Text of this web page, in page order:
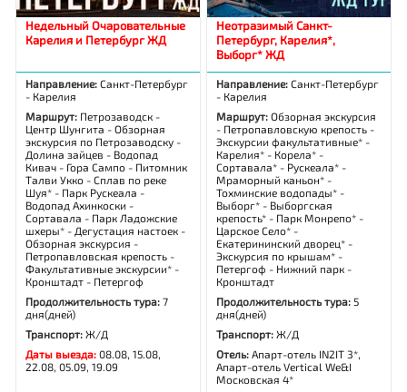
Недельный Очаровательные
Карелия и Петербург ЖД
Направление:Санкт-Петербург
- Карелия
Маршрут: Петрозаводск -
Центр Шунгита - Обзорная
экскурсия по Петрозаводску -
Долина зайцев - Водопад
Кивач - Гора Сампо - Питомник
Талви Укко - Сплав по реке
Шуя* - Парк Рускеала -
Водопад Ахинкоски -
Сортавала - Парк Ладожские
шхеры* - Дегустация настоек -
Обзорная экскурсия -
Петропавловская крепость -
Факультативные экскурсии* -
Кронштадт - Петергоф
Продолжительность тура:7
дня(дней)
Транспорт:Ж/Д
Даты выезда:08.08, 15.08,
22.08, 05.09, 19.09
Неотразимый Санкт-
Петербург, Карелия*,
Выборг* ЖД
Направление:Санкт-Петербург
- Карелия
Маршрут:Обзорная экскурсия
- Петропавловскую крепость -
Экскурсии факультативные* -
Карелия* - Корела* -
Сортавала* - Рускеала* -
Мраморный каньон* -
Тохминские водопады* -
Выборг* - Выборгская
крепость* - Парк Монрепо* -
Царское Село* -
Екатерининский дворец* -
Экскурсия по крышам* -
Петергоф - Нижний парк -
Кронштадт
Продолжительность тура: 5
дня(дней)
Транспорт:Ж/Д
Отель:Апарт-отель IN2IT 3*,
Апарт-отель Vertical We&I
Московская 4*